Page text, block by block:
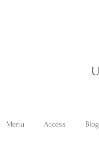
Menu Access Blog